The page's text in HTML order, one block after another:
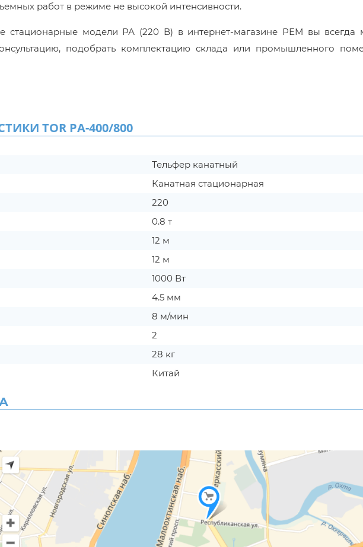
работ в режиме не высокой интенсивности.
стационарные модели РА (220 В) в интернет-магазине РЕМ вы всегда
подобрать комплектацию склада или промышленного
TOR PA-400/800
Тельфер канатный
Канатная стационарная
220
0.8 т
12 м
12 м
1000 Вт
4.5 мм
8 м/мин
2
28 кг
Китай